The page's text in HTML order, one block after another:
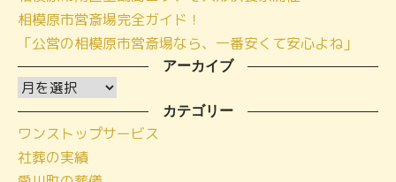
相模原市営斎場完全ガイド！
「公営の相模原市営斎場なら、一番安くて安心よね」
アーカイブ
ア
ー
カ
イ
カテゴリー
ワンストップサービス
社葬の実績